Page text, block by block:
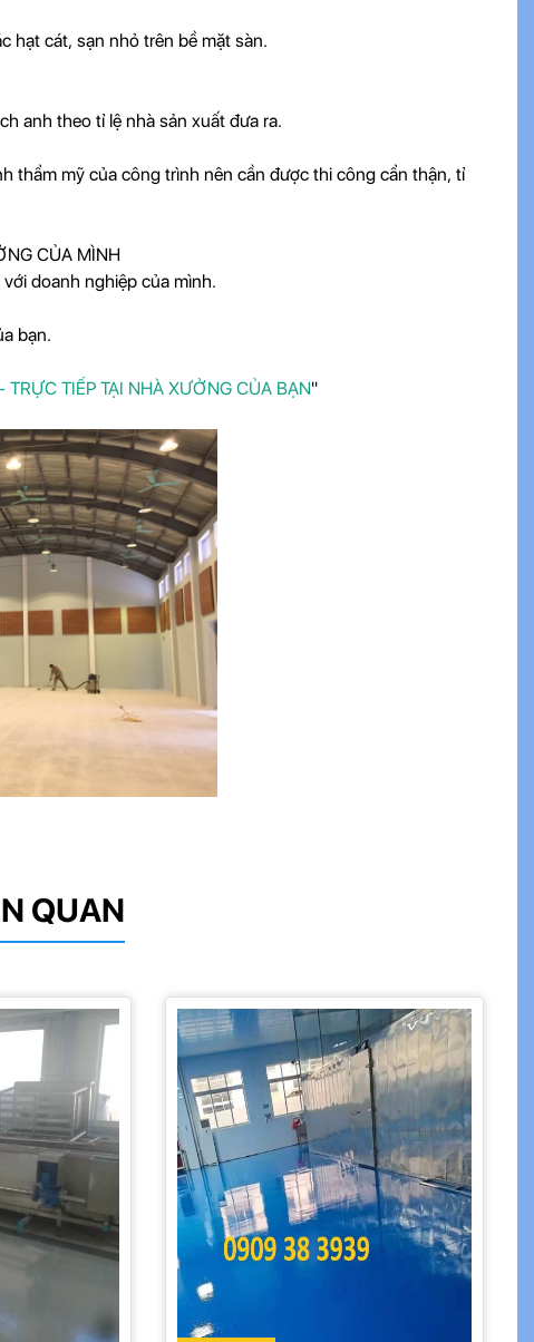
hạt cát, sạn nhỏ trên bề mặt sàn.
anh theo tỉ lệ nhà sản xuất đưa ra.
thẩm mỹ của công trình nên cần được thi công cẩn thận, tỉ
CỦA MÌNH
doanh nghiệp của mình.
bạn.
TIẾP TẠI NHÀ XƯỞNG CỦA BẠN"
QUAN